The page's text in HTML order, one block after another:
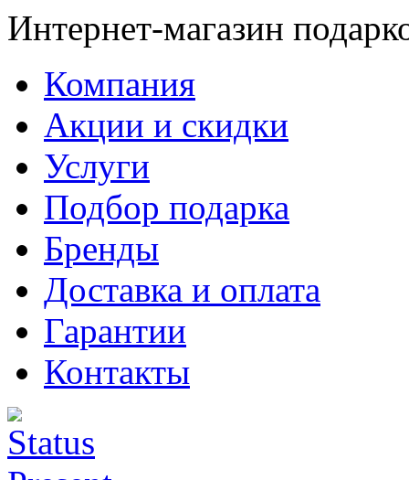
Интернет-магазин
Компания
Акции и скидки
Услуги
Подбор подарка
Бренды
Доставка и оплата
Гарантии
Контакты